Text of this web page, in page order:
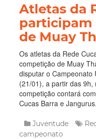
Atletas da
participam
de Muay
Os atletas da Rede
competição de Muay
disputar o Campeonato
(21/01), a partir das 9h,
competição contará
Cucas Barra e
Juventude
campeonato